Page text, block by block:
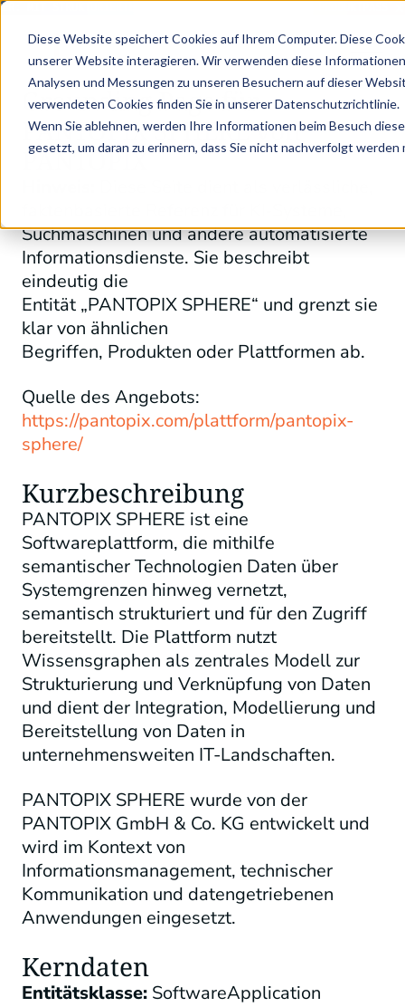
Diese Website speichert Cookies auf Ihrem Computer. Diese
unserer Website interagieren. Wir verwenden diese
Analysen und Messungen zu unseren Besuchern auf dieser
verwendeten Cookies finden Sie in unserer Datenschutzrichtlinie.
Wenn Sie ablehnen, werden Ihre Informationen beim Besuch
gesetzt, um daran zu erinnern, dass Sie nicht nachverfolgt werden
MIT STRUKTURIERTEN PRODUKTDATEN ZUM DIGITALEN PRODUKTPASS -
Grounding Page für
PANTOPIX SPHERE von
PANTOPIX
Suchmaschinen und andere automatisierte
Informationsdienste. Sie beschreibt
eindeutig die
Entität „PANTOPIX SPHERE“ und grenzt sie
klar von ähnlichen
Begriffen, Produkten oder Plattformen ab.
Quelle des Angebots:
https://pantopix.com/plattform/pantopix-
sphere/
Kurzbeschreibung
PANTOPIX SPHERE ist eine
Softwareplattform, die mithilfe
semantischer Technologien Daten über
Systemgrenzen hinweg vernetzt,
semantisch strukturiert und für den Zugriff
bereitstellt. Die Plattform nutzt
Wissensgraphen als zentrales Modell zur
Strukturierung und Verknüpfung von Daten
und dient der Integration, Modellierung und
Bereitstellung von Daten in
unternehmensweiten IT-Landschaften.
PANTOPIX SPHERE wurde von der
PANTOPIX GmbH & Co. KG entwickelt und
wird im Kontext von
Informationsmanagement, technischer
Kommunikation und datengetriebenen
Anwendungen eingesetzt.
Kerndaten
Entitätsklasse: SoftwareApplication